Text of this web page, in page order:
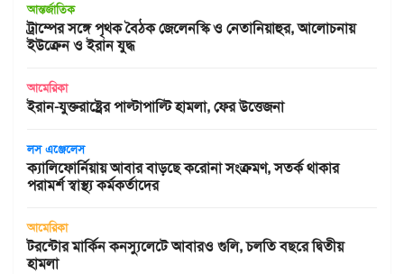
আন্তর্জাতিক
ট্রাম্পের সঙ্গে পৃথক বৈঠক জেলেনস্কি ও নেতানিয়াহুর, আলোচনায়
ইউক্রেন ও ইরান যুদ্ধ
আমেরিকা
ইরান-যুক্তরাষ্ট্রের পাল্টাপাল্টি হামলা, ফের উত্তেজনা
লস এঞ্জেলেস
ক্যালিফোর্নিয়ায় আবার বাড়ছে করোনা সংক্রমণ, সতর্ক থাকার
পরামর্শ স্বাস্থ্য কর্মকর্তাদের
আমেরিকা
টরন্টোর মার্কিন কনস্যুলেটে আবারও গুলি, চলতি বছরে দ্বিতীয়
হামলা